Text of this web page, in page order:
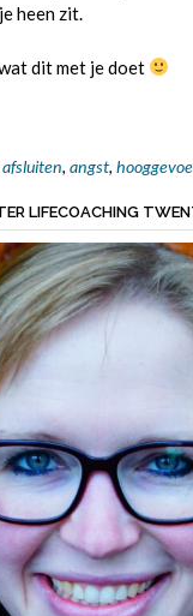
heen zit.
dit met je doet
afsluiten, angst,
LIFECOACHING